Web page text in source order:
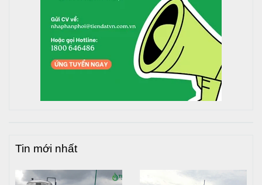
Tin mới nhất